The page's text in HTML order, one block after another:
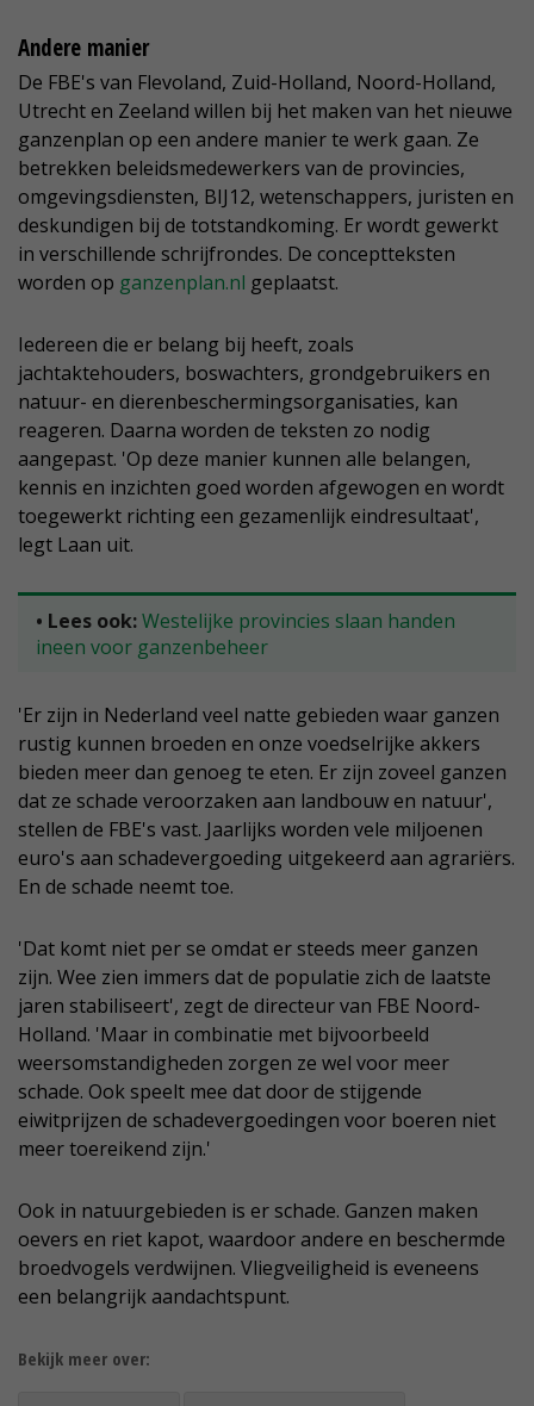
Andere manier
De FBE's van Flevoland, Zuid-Holland, Noord-Holland,
Utrecht en Zeeland willen bij het maken van het nieuwe
ganzenplan op een andere manier te werk gaan. Ze
betrekken beleidsmedewerkers van de provincies,
omgevingsdiensten, BIJ12, wetenschappers, juristen en
deskundigen bij de totstandkoming. Er wordt gewerkt
in verschillende schrijfrondes. De conceptteksten
worden op ganzenplan.nl geplaatst.
Iedereen die er belang bij heeft, zoals
jachtaktehouders, boswachters, grondgebruikers en
natuur- en dierenbeschermingsorganisaties, kan
reageren. Daarna worden de teksten zo nodig
aangepast. 'Op deze manier kunnen alle belangen,
kennis en inzichten goed worden afgewogen en wordt
toegewerkt richting een gezamenlijk eindresultaat',
legt Laan uit.
• Lees ook:Westelijke provincies slaan handen
ineen voor ganzenbeheer
'Er zijn in Nederland veel natte gebieden waar ganzen
rustig kunnen broeden en onze voedselrijke akkers
bieden meer dan genoeg te eten. Er zijn zoveel ganzen
dat ze schade veroorzaken aan landbouw en natuur',
stellen de FBE's vast. Jaarlijks worden vele miljoenen
euro's aan schadevergoeding uitgekeerd aan agrariërs.
En de schade neemt toe.
'Dat komt niet per se omdat er steeds meer ganzen
zijn. Wee zien immers dat de populatie zich de laatste
jaren stabiliseert', zegt de directeur van FBE Noord-
Holland. 'Maar in combinatie met bijvoorbeeld
weersomstandigheden zorgen ze wel voor meer
schade. Ook speelt mee dat door de stijgende
eiwitprijzen de schadevergoedingen voor boeren niet
meer toereikend zijn.'
Ook in natuurgebieden is er schade. Ganzen maken
oevers en riet kapot, waardoor andere en beschermde
broedvogels verdwijnen. Vliegveiligheid is eveneens
een belangrijk aandachtspunt.
Bekijk meer over: